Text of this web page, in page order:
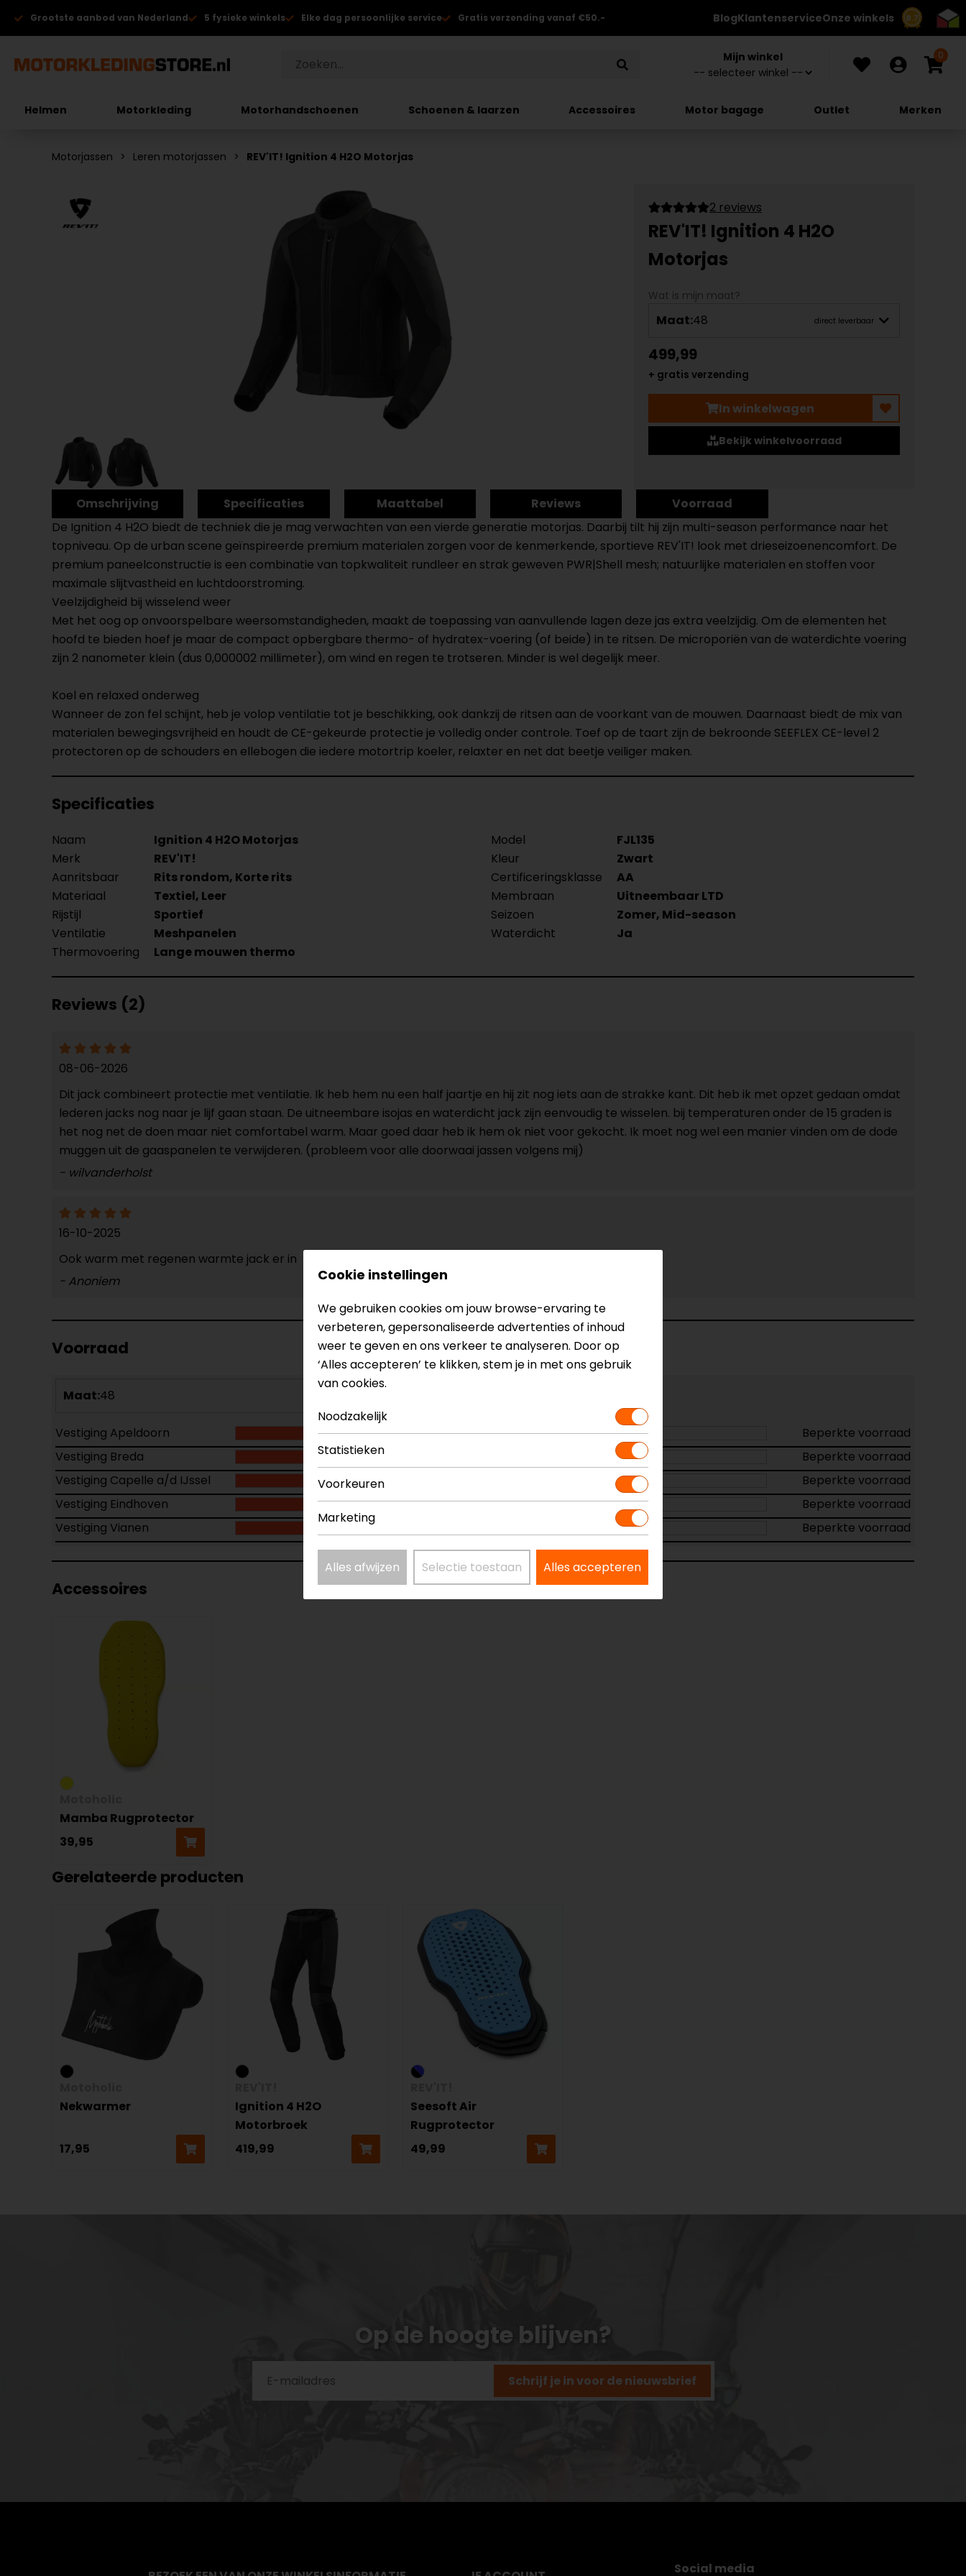
8.7
Grootste aanbod van Nederland 5 fysieke winkels Elke dag persoonlijke service Gratis verzending vanaf €50.- BlogKlantenserviceOnze winkels
Mijn winkel 0
Helmen Motorkleding Motorhandschoenen Schoenen & laarzen Accessoires Motor bagage Outlet Merken
Motorjassen Leren motorjassen REV'IT! Ignition 4 H2O Motorjas
2 reviews
REV'IT! Ignition 4 H2O
Motorjas
Wat is mijn maat?
Maat:48 direct leverbaar
499,99
+ gratis verzending
In winkelwagen
Bekijk winkelvoorraad
Omschrijving Specificaties Maattabel Reviews
Voorraad
De Ignition 4 H2O biedt de techniek die je mag verwachten van een vierde generatie motorjas. Daarbij tilt hij zijn multi-season performance naar het
topniveau. Op de urban scene geïnspireerde premium materialen zorgen voor de kenmerkende, sportieve REV'IT! look met drieseizoenencomfort. De
premium paneelconstructie is een combinatie van topkwaliteit rundleer en strak geweven PWR|Shell mesh; natuurlijke materialen en stoffen voor
maximale slijtvastheid en luchtdoorstroming.
Veelzijdigheid bij wisselend weer
Met het oog op onvoorspelbare weersomstandigheden, maakt de toepassing van aanvullende lagen deze jas extra veelzijdig. Om de elementen het
hoofd te bieden hoef je maar de compact opbergbare thermo- of hydratex-voering (of beide) in te ritsen. De microporiën van de waterdichte voering
zijn 2 nanometer klein (dus 0,000002 millimeter), om wind en regen te trotseren. Minder is wel degelijk meer.
Koel en relaxed onderweg
Wanneer de zon fel schijnt, heb je volop ventilatie tot je beschikking, ook dankzij de ritsen aan de voorkant van de mouwen. Daarnaast biedt de mix van
materialen bewegingsvrijheid en houdt de CE-gekeurde protectie je volledig onder controle. Toef op de taart zijn de bekroonde SEEFLEX CE-level 2
protectoren op de schouders en ellebogen die iedere motortrip koeler, relaxter en net dat beetje veiliger maken.
Specificaties
Naam Ignition 4 H2O Motorjas Model
FJL135
Merk
REV'IT! Kleur
Zwart
Aanritsbaar
Rits rondom, Korte rits Certificeringsklasse
AA
Materiaal
Textiel, Leer Membraan
Uitneembaar LTD
Rijstijl
Sportief Seizoen
Zomer, Mid-season
Ventilatie
Meshpanelen Waterdicht
Ja
Thermovoering
Lange mouwen thermo
Reviews (2)
08-06-2026
Dit jack combineert protectie met ventilatie. Ik heb hem nu een half jaartje en hij zit nog iets aan de strakke kant. Dit heb ik met opzet gedaan omdat
lederen jacks nog naar je lijf gaan staan. De uitneembare isojas en waterdicht jack zijn eenvoudig te wisselen. bij temperaturen onder de 15 graden is
het nog net de doen maar niet comfortabel warm. Maar goed daar heb ik hem ok niet voor gekocht. Ik moet nog wel een manier vinden om de dode
muggen uit de gaaspanelen te verwijderen. (probleem voor alle doorwaai jassen volgens mij)
- wilvanderholst
16-10-2025
Ook warm met regenen warmte jack er in
- Anoniem
Voorraad
Maat:48
Vestiging Apeldoorn
Beperkte voorraad
Vestiging Breda
Beperkte voorraad
Vestiging Capelle a/d IJssel
Beperkte voorraad
Vestiging Eindhoven
Beperkte voorraad
Vestiging Vianen
Beperkte voorraad
Accessoires
Mamba Rugprotector
39,95
Gerelateerde producten
Nekwarmer
17,95
Ignition 4 H2O
Motorbroek
419,99
Seesoft Air
Rugprotector
49,99
Op de hoogte blijven?
Schrijf je in voor de nieuwsbrief
Cookie instellingen
We gebruiken cookies om jouw browse-ervaring te
verbeteren, gepersonaliseerde advertenties of inhoud
weer te geven en ons verkeer te analyseren. Door op
‘Alles accepteren’ te klikken, stem je in met ons gebruik
van cookies.
Noodzakelijk
Statistieken
Voorkeuren
Marketing
Alles afwijzen Selectie toestaan Alles accepteren
Social media